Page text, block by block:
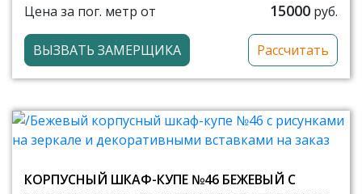
Цена за пог. метр от
15000 руб.
ВЫЗВАТЬ ЗАМЕРЩИКА Рассчитать
КОРПУСНЫЙ ШКАФ-КУПЕ №46 БЕЖЕВЫЙ С